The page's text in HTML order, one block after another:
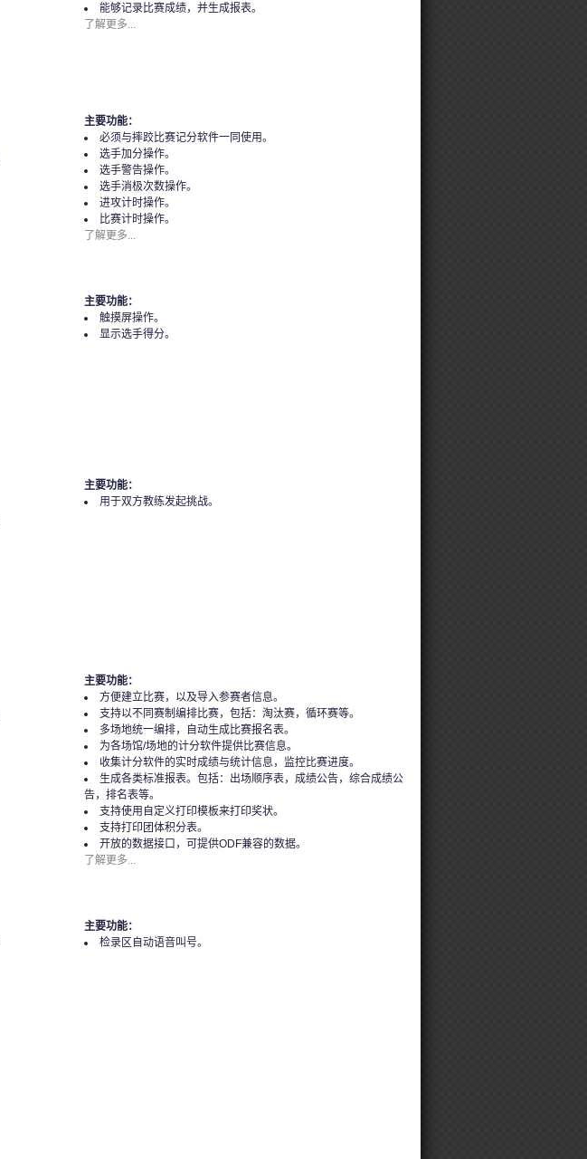
能够记录比赛成绩，并生成报表。
了解更多...
主要功能：
必须与摔跤比赛记分软件一同使用。
选手加分操作。
选手警告操作。
选手消极次数操作。
进攻计时操作。
比赛计时操作。
了解更多...
主要功能：
触摸屏操作。
显示选手得分。
主要功能：
用于双方教练发起挑战。
主要功能：
方便建立比赛，以及导入参赛者信息。
支持以不同赛制编排比赛，包括：淘汰赛，循环赛等。
多场地统一编排，自动生成比赛报名表。
为各场馆/场地的计分软件提供比赛信息。
收集计分软件的实时成绩与统计信息，监控比赛进度。
生成各类标准报表。包括：出场顺序表，成绩公告，综合成绩公
告，排名表等。
支持使用自定义打印模板来打印奖状。
支持打印团体积分表。
开放的数据接口，可提供ODF兼容的数据。
了解更多...
主要功能：
检录区自动语音叫号。